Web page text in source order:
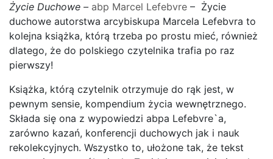
Życie Duchowe – abp Marcel Lefebvre – Życie
duchowe autorstwa arcybiskupa Marcela Lefebvra to
kolejna książka, którą trzeba po prostu mieć, również
dlatego, że do polskiego czytelnika trafia po raz
pierwszy!
Książka, którą czytelnik otrzymuje do rąk jest, w
pewnym sensie, kompendium życia wewnętrznego.
Składa się ona z wypowiedzi abpa Lefebvre`a,
zarówno kazań, konferencji duchowych jak i nauk
rekolekcyjnych. Wszystko to, ułożone tak, że tekst